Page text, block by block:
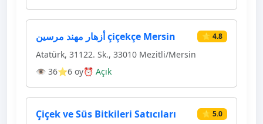
أزهار مهند مرسين çiçekçe Mersin ⭐ 4.8
Atatürk, 31122. Sk., 33010 Mezitli/Mersin
👁 36⭐6 oy⏰ Açık
Çiçek ve Süs Bitkileri Satıcıları ⭐ 5.0